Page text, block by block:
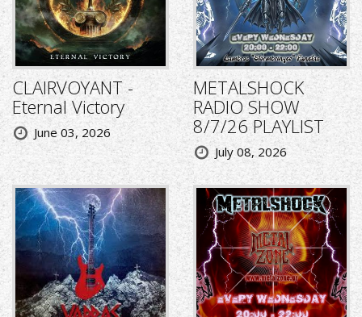
CLAIRVOYANT -
Eternal Victory
June 03, 2026
METALSHOCK
RADIO SHOW
8/7/26 PLAYLIST
July 08, 2026